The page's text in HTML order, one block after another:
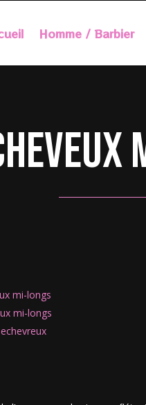
Homme / Barbier
mi-longs
mi-longs